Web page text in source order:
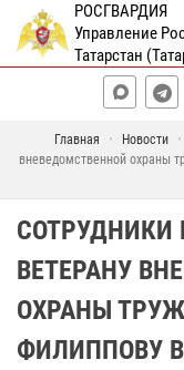
РОСГВАРДИЯ
Управление
Татарстан
Главная Новости
вневедомственной охраны
СОТРУДНИКИ
ВЕТЕРАНУ
ОХРАНЫ
ФИЛИППОВУ